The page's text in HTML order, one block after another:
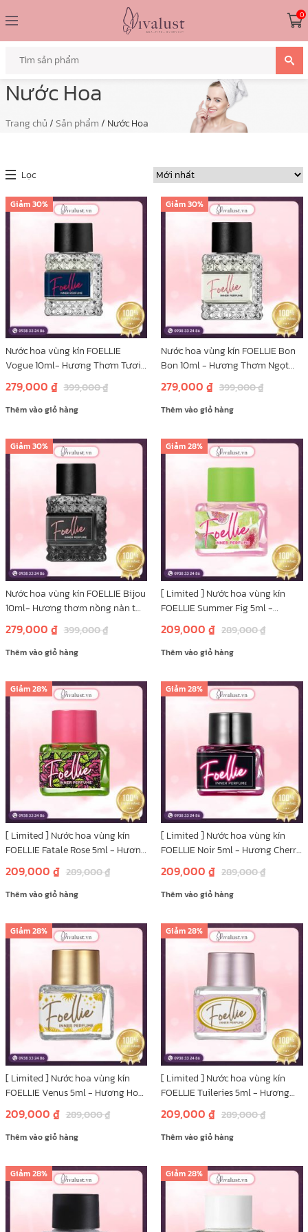
0
Nước Hoa
Trang chủ/Sản phẩm/ Nước Hoa
Lọc
Giảm30%
Nước hoa vùng kín FOELLIE
Vogue 10ml- Hương Thơm Tươi
Mát Nhẹ Dịu
399,000₫
279,000 ₫
Thêm vào giỏ hàng
Giảm30%
Nước hoa vùng kín FOELLIE Bon
Bon 10ml - Hương Thơm Ngọt
Ngào Từ Trái Cây
399,000₫
279,000 ₫
Thêm vào giỏ hàng
Giảm30%
Nước hoa vùng kín FOELLIE Bijou
10ml- Hương thơm nồng nàn từ
Hoa Hồng Đỏ
399,000₫
279,000 ₫
Thêm vào giỏ hàng
Giảm28%
[ Limited ] Nước hoa vùng kín
FOELLIE Summer Fig 5ml -
Hương Thơm Ngọt Ngào Thanh
Mát
289,000₫
209,000 ₫
Thêm vào giỏ hàng
Giảm28%
[ Limited ] Nước hoa vùng kín
FOELLIE Fatale Rose 5ml - Hương
Hoa Hồng Damask Quyến Rũ
289,000₫
209,000 ₫
Thêm vào giỏ hàng
Giảm28%
[ Limited ] Nước hoa vùng kín
FOELLIE Noir 5ml - Hương Cherry
Đen Gợi Cảm
289,000₫
209,000 ₫
Thêm vào giỏ hàng
Giảm28%
[ Limited ] Nước hoa vùng kín
FOELLIE Venus 5ml - Hương Hoa
Nồng Ấm Quyến Rũ
289,000₫
209,000 ₫
Thêm vào giỏ hàng
Giảm28%
[ Limited ] Nước hoa vùng kín
FOELLIE Tuileries 5ml - Hương
Vani Ngọt Ngào
289,000₫
209,000 ₫
Thêm vào giỏ hàng
Giảm28% Giảm28%